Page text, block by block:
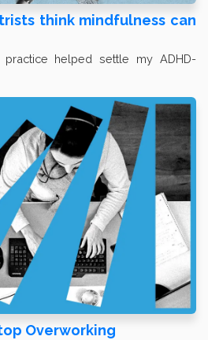
think mindfulness can
practice helped settle my ADHD-
Overworking